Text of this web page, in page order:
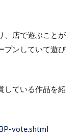
、店で遊ぶことが
プンしていて遊び
している作品を紹
vote.shtml